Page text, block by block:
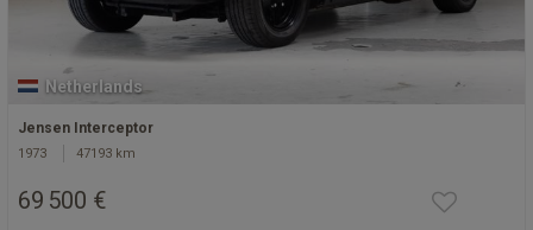
Netherlands
Jensen Interceptor
1973 47193 km
69 500 €